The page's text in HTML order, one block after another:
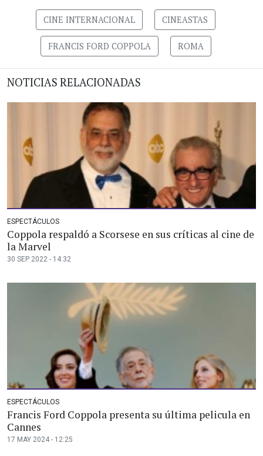
CINE INTERNACIONAL CINEASTAS
FRANCIS FORD COPPOLA ROMA
NOTICIAS RELACIONADAS
ESPECTÁCULOS
Coppola respaldó a Scorsese en sus críticas al cine de
la Marvel
30 SEP 2022 - 14:32
ESPECTÁCULOS
Francis Ford Coppola presenta su última pelicula en
Cannes
17 MAY 2024 - 12:25